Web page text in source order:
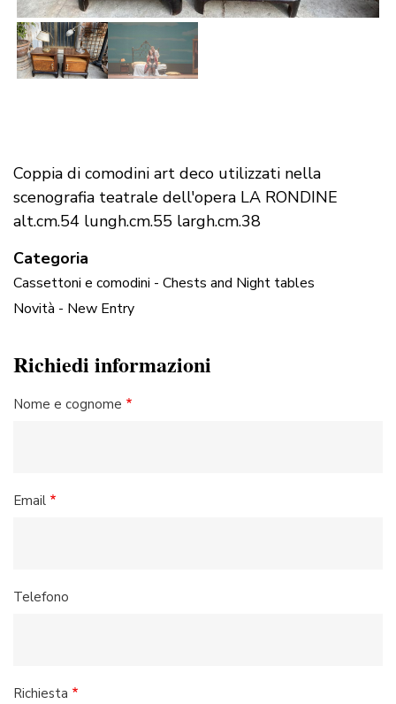
Coppia di comodini art deco utilizzati nella
scenografia teatrale dell'opera LA RONDINE
alt.cm.54 lungh.cm.55 largh.cm.38
Categoria
Cassettoni e comodini - Chests and Night tables
Novità - New Entry
Richiedi informazioni
Nome e cognome
Email
Telefono
Richiesta